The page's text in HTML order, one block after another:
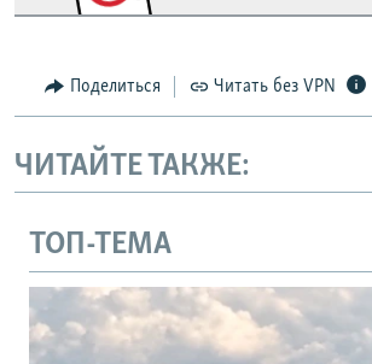
Поделиться Читать без VPN
ЧИТАЙТЕ ТАКЖЕ:
ТОП-ТЕМА